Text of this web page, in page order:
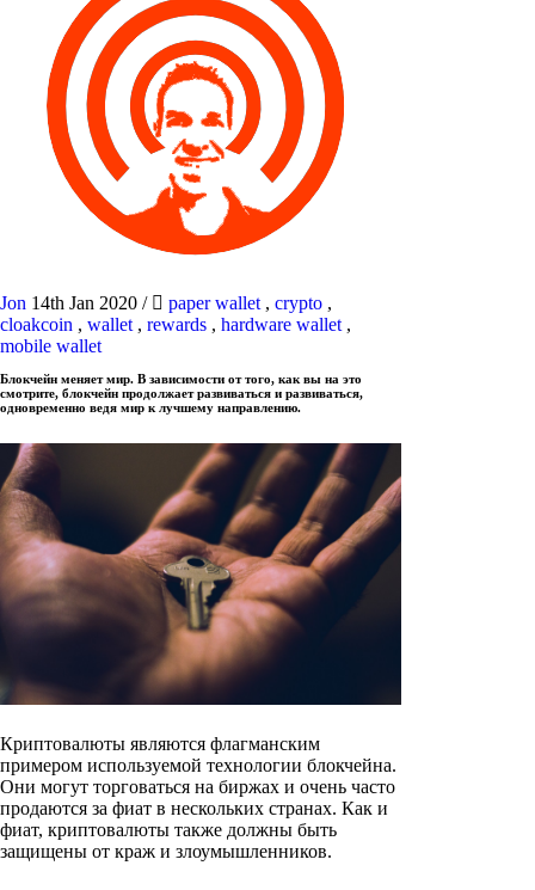
Jon 14th Jan 2020 / paper wallet , crypto ,
cloakcoin , wallet , rewards , hardware wallet ,
mobile wallet
Блокчейн меняет мир. В зависимости от того, как вы на это
смотрите, блокчейн продолжает развиваться и развиваться,
одновременно ведя мир к лучшему направлению.
Криптовалюты являются флагманским
примером используемой технологии блокчейна.
Они могут торговаться на биржах и очень часто
продаются за фиат в нескольких странах. Как и
фиат, криптовалюты также должны быть
защищены от краж и злоумышленников.